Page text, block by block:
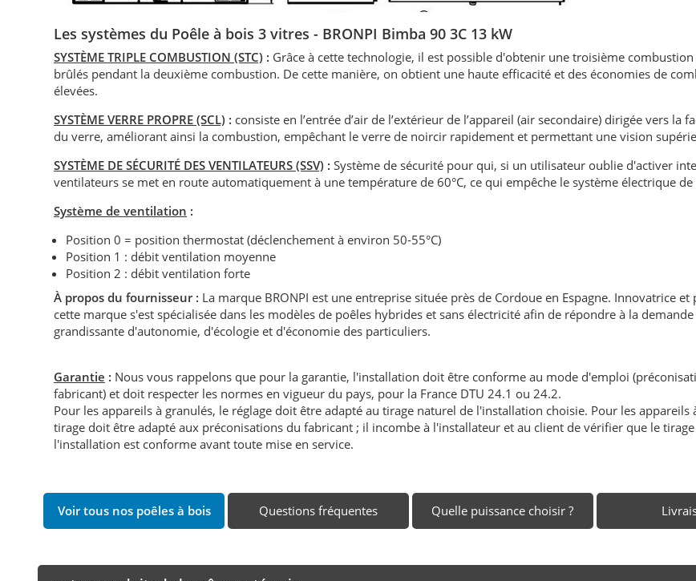
Les systèmes du Poêle à bois 3 vitres - BRONPI Bimba 90 3C 13 kW
SYSTÈME TRIPLE COMBUSTION (STC) : Grâce à cette technologie, il est possible d'obtenir une troisième combustion
brûlés pendant la deuxième combustion. De cette manière, on obtient une haute efficacité et des économies de
élevées.
SYSTÈME VERRE PROPRE (SCL) : consiste en l’entrée d’air de l’extérieur de l’appareil (air secondaire) dirigée vers la
du verre, améliorant ainsi la combustion, empêchant le verre de noircir rapidement et permettant une vision
SYSTÈME DE SÉCURITÉ DES VENTILATEURS (SSV) : Système de sécurité pour qui, si un utilisateur oublie d'activer
ventilateurs se met en route automatiquement à une température de 60°C, ce qui empêche le système électrique
Système de ventilation :
Position 0 = position thermostat (déclenchement à environ 50-55°C)
Position 1 : débit ventilation moyenne
Position 2 : débit ventilation forte
À propos du fournisseur : La marque BRONPI est une entreprise située près de Cordoue en Espagne. Innovatrice
cette marque s'est spécialisée dans les modèles de poêles hybrides et sans électricité afin de répondre à la demande
grandissante d'autonomie, d'écologie et d'économie des particuliers.
Garantie : Nous vous rappelons que pour la garantie, l'installation doit être conforme au mode d'emploi
fabricant) et doit respecter les normes en vigueur du pays, pour la France DTU 24.1 ou 24.2.
Pour les appareils à granulés, le réglage doit être adapté au tirage naturel de l'installation choisie. Pour les appareils
tirage doit être adapté aux préconisations du fabricant ; il incombe à l'installateur et au client de vérifier que le
l'installation est conforme avant toute mise en service.
Voir tous nos poêles à bois Questions fréquentes Quelle puissance choisir ?